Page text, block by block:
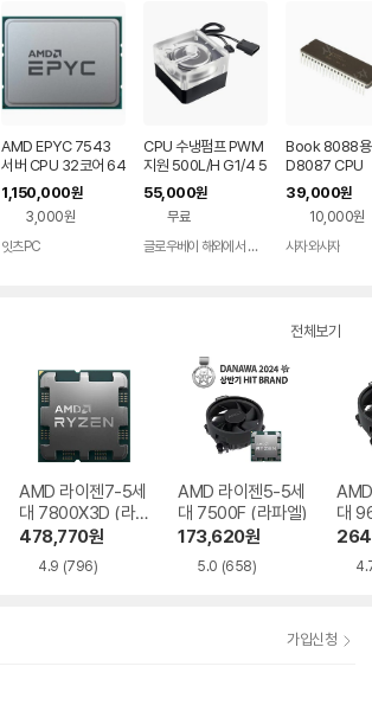
AMD EPYC 7543
서버 CPU 32코어 64
스레드
1,150,000원
3,000원
잇츠PC
CPU 수냉펌프 PWM
지원 500L/H G1/4 5
00L/H
55,000원
무료
글로우베이 해외에서 출발
Book 8088용
D8087 CPU
39,000원
10,000원
사자와사자
전체보기
AMD 라이젠7-5세
대 7800X3D (라
파엘)
478,770원
4.9 (796)
AMD 라이젠5-5세
대 7500F (라파엘)
173,620원
5.0 (658)
대
트
가입신청